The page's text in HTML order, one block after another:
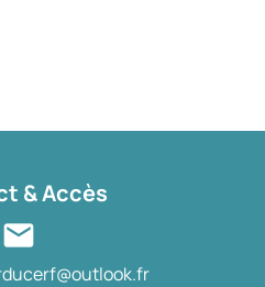
mail
& Accès